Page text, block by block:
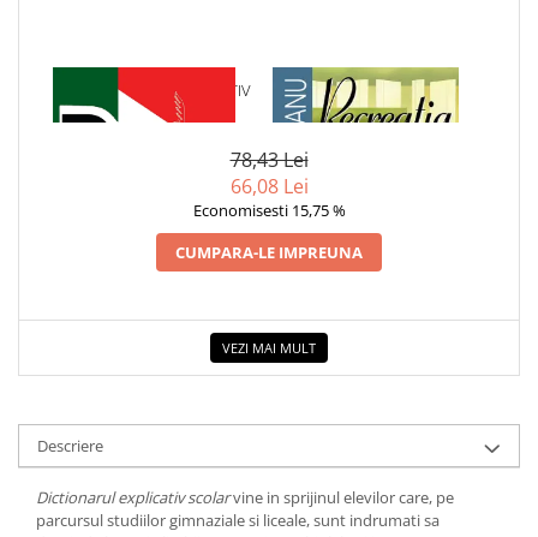
1 x DICTIONAR EXPLICATIV
SCOLAR - DEX
1 x RECREATIA MARE
78,43 Lei
66,08 Lei
Economisesti 15,75 %
CUMPARA-LE IMPREUNA
VEZI MAI MULT
Descriere
Dictionarul explicativ scolarvine in sprijinul elevilor care, pe
parcursul studiilor gimnaziale si liceale, sunt indrumati sa